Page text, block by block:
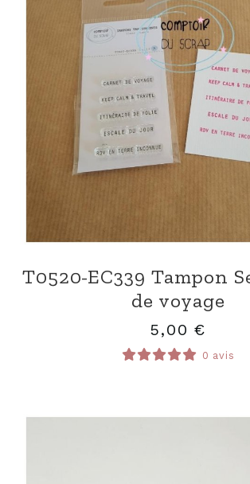
T0520-EC339 Tampon
de voyage
5,00 €
0 avis